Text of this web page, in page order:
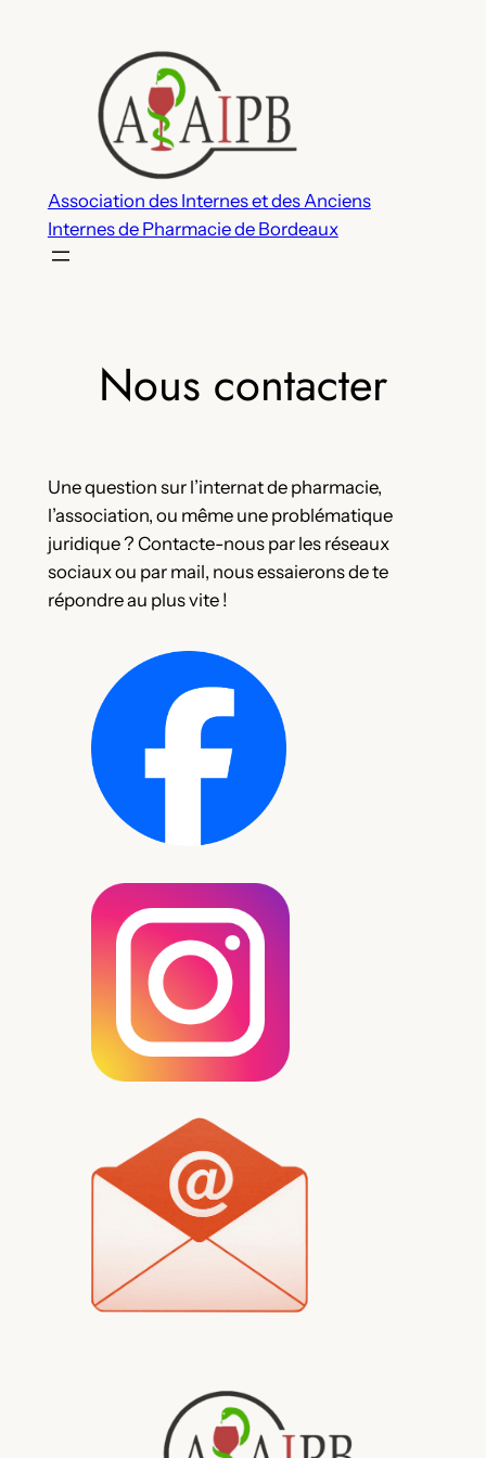
Association des Internes et des Anciens
Internes de Pharmacie de Bordeaux
Nous contacter
Une question sur l’internat de pharmacie,
l’association, ou même une problématique
juridique ? Contacte-nous par les réseaux
sociaux ou par mail, nous essaierons de te
répondre au plus vite !